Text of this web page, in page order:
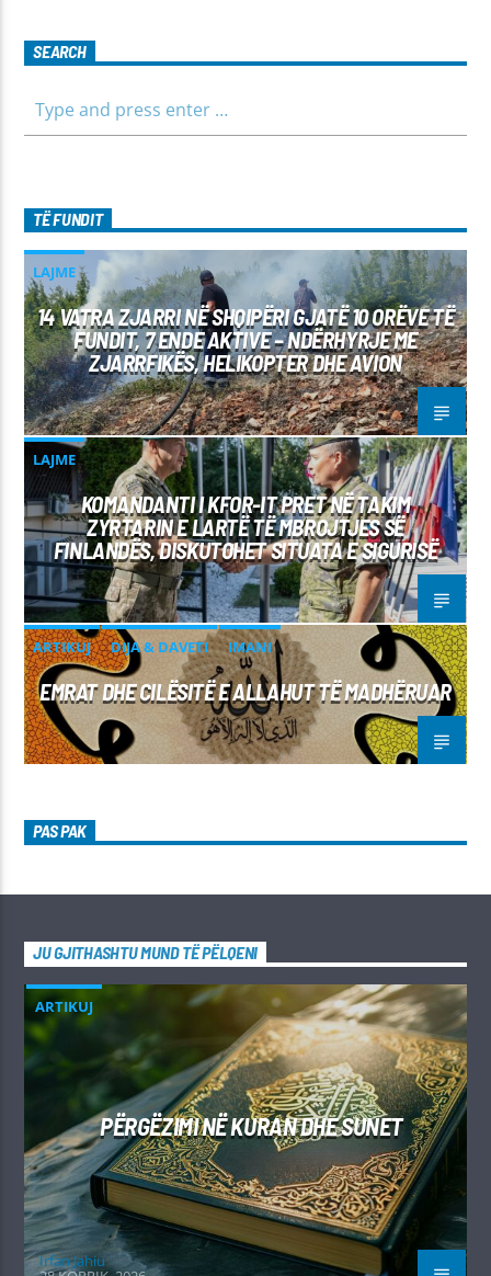
SEARCH
TË FUNDIT
LAJME
14 VATRA ZJARRI NË SHQIPËRI GJATË 10 ORËVE TË
FUNDIT, 7 ENDE AKTIVE – NDËRHYRJE ME
ZJARRFIKËS, HELIKOPTER DHE AVION
LAJME
KOMANDANTI I KFOR-IT PRET NË TAKIM
ZYRTARIN E LARTË TË MBROJTJES SË
FINLANDËS, DISKUTOHET SITUATA E SIGURISË
ARTIKUJ DIJA & DAVETI IMANI
EMRAT DHE CILËSITË E ALLAHUT TË MADHËRUAR
PAS PAK
JU GJITHASHTU MUND TË PËLQENI
ARTIKUJ
PËRGËZIMI NË KURAN DHE SUNET
Irfan Jahiu